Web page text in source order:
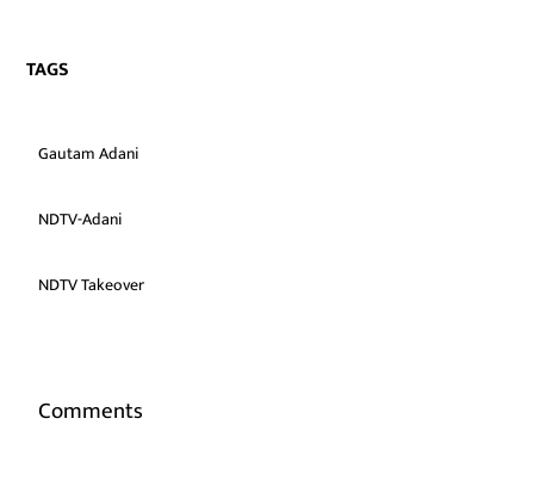
TAGS
Gautam Adani
NDTV-Adani
NDTV Takeover
Comments